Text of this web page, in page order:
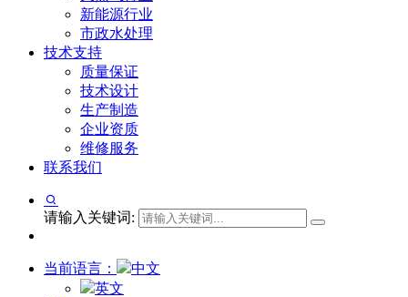
新能源行业
市政水处理
技术支持
质量保证
技术设计
生产制造
企业资质
维修服务
联系我们
请输入关键词:
当前语言：
中文
英文